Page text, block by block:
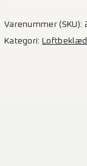
Varenummer (SKU):
Kategori: